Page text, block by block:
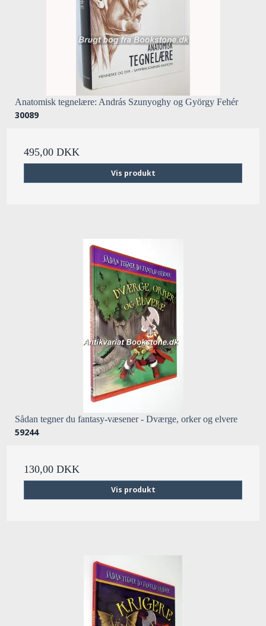
Anatomisk tegnelære: András Szunyoghy og György Fehér
30089
495,00 DKK
Vis produkt
Sådan tegner du fantasy-væsener - Dværge, orker og elvere
59244
130,00 DKK
Vis produkt